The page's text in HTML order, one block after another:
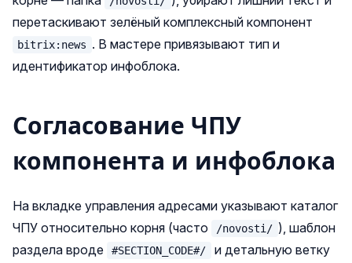
перетаскивают зелёный комплексный компонент
bitrix:news . В мастере привязывают тип и
идентификатор инфоблока.
Согласование ЧПУ
компонента и инфоблока
На вкладке управления адресами указывают каталог
ЧПУ относительно корня (часто
/novosti/ ), шаблон
раздела вроде
#SECTION_CODE#/ и детальную ветку